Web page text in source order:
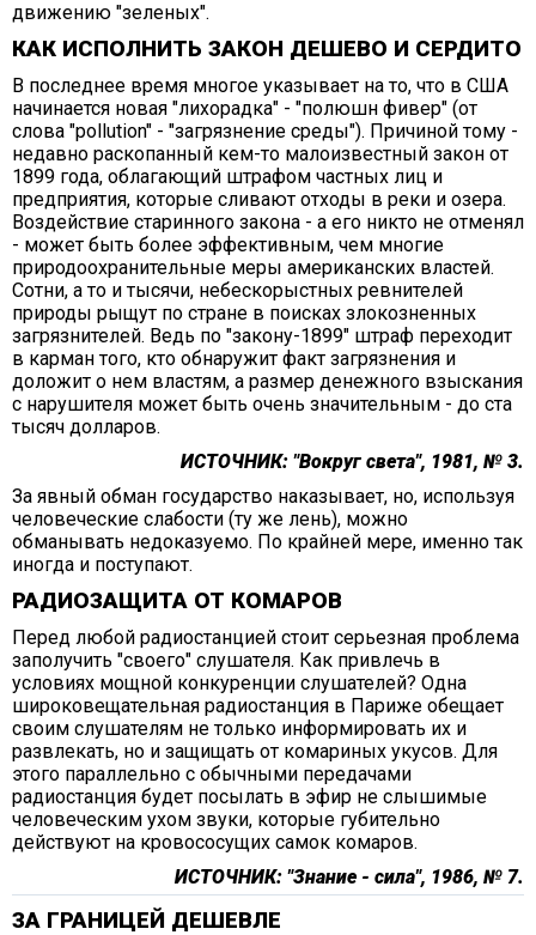
движению "зеленых".
КАК ИСПОЛНИТЬ ЗАКОН ДЕШЕВО И СЕРДИТО
В последнее время многое указывает на то, что в США
начинается новая "лихорадка" - "полюшн фивер" (от
слова "pollution" - "загрязнение среды"). Причиной тому -
недавно раскопанный кем-то малоизвестный закон от
1899 года, облагающий штрафом частных лиц и
предприятия, которые сливают отходы в реки и озера.
Воздействие старинного закона - а его никто не отменял
- может быть более эффективным, чем многие
природоохранительные меры американских властей.
Сотни, а то и тысячи, небескорыстных ревнителей
природы рыщут по стране в поисках злокозненных
загрязнителей. Ведь по "закону-1899" штраф переходит
в карман того, кто обнаружит факт загрязнения и
доложит о нем властям, а размер денежного взыскания
с нарушителя может быть очень значительным - до ста
тысяч долларов.
ИСТОЧНИК: "Вокруг света", 1981, № 3.
За явный обман государство наказывает, но, используя
человеческие слабости (ту же лень), можно
обманывать недоказуемо. По крайней мере, именно так
иногда и поступают.
РАДИОЗАЩИТА ОТ КОМАРОВ
Перед любой радиостанцией стоит серьезная проблема
заполучить "своего" слушателя. Как привлечь в
условиях мощной конкуренции слушателей? Одна
широковещательная радиостанция в Париже обещает
своим слушателям не только информировать их и
развлекать, но и защищать от комариных укусов. Для
этого параллельно с обычными передачами
радиостанция будет посылать в эфир не слышимые
человеческим ухом звуки, которые губительно
действуют на кровососущих самок комаров.
ИСТОЧНИК: "Знание - сила", 1986, № 7.
ЗА ГРАНИЦЕЙ ДЕШЕВЛЕ